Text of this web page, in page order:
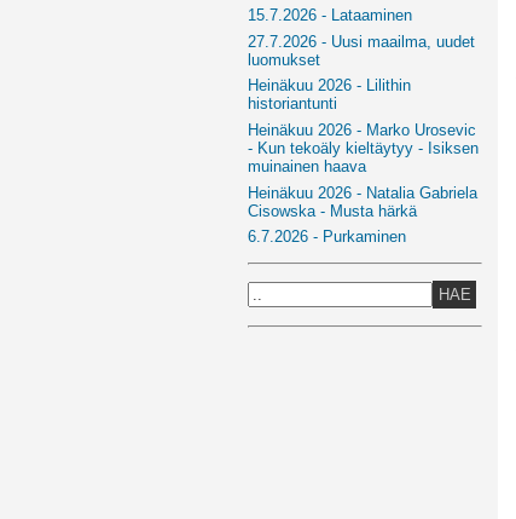
15.7.2026 - Lataaminen
27.7.2026 - Uusi maailma, uudet
luomukset
Heinäkuu 2026 - Lilithin
historiantunti
Heinäkuu 2026 - Marko Urosevic
- Kun tekoäly kieltäytyy - Isiksen
muinainen haava
Heinäkuu 2026 - Natalia Gabriela
Cisowska - Musta härkä
6.7.2026 - Purkaminen
HAE